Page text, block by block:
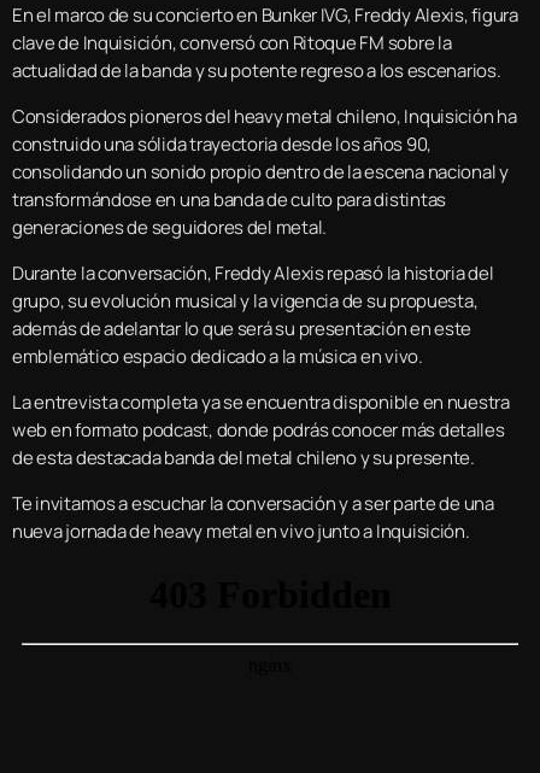
En el marco de su concierto en Bunker IVG, Freddy Alexis, figura
clave de Inquisición, conversó con Ritoque FM sobre la
actualidad de la banda y su potente regreso a los escenarios.
Considerados pioneros del heavy metal chileno, Inquisición ha
construido una sólida trayectoria desde los años 90,
consolidando un sonido propio dentro de la escena nacional y
transformándose en una banda de culto para distintas
generaciones de seguidores del metal.
Durante la conversación, Freddy Alexis repasó la historia del
grupo, su evolución musical y la vigencia de su propuesta,
además de adelantar lo que será su presentación en este
emblemático espacio dedicado a la música en vivo.
La entrevista completa ya se encuentra disponible en nuestra
web en formato podcast, donde podrás conocer más detalles
de esta destacada banda del metal chileno y su presente.
Te invitamos a escuchar la conversación y a ser parte de una
nueva jornada de heavy metal en vivo junto a Inquisición.